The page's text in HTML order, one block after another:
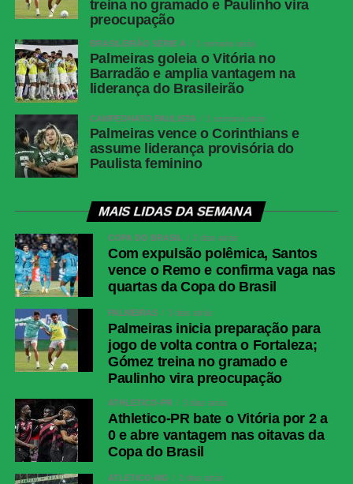
treina no gramado e Paulinho vira
preocupação
BRASILEIRÃO SÉRIE A 1 semana atrás
Palmeiras goleia o Vitória no
Barradão e amplia vantagem na
liderança do Brasileirão
CAMPEONATO PAULISTA 1 semana atrás
Palmeiras vence o Corinthians e
assume liderança provisória do
Paulista feminino
MAIS LIDAS DA SEMANA
COPA DO BRASIL 2 dias atrás
Com expulsão polêmica, Santos
vence o Remo e confirma vaga nas
quartas da Copa do Brasil
PALMEIRAS 3 dias atrás
Palmeiras inicia preparação para
jogo de volta contra o Fortaleza;
Gómez treina no gramado e
Paulinho vira preocupação
ATHLETICO-PR 3 dias atrás
Athletico-PR bate o Vitória por 2 a
0 e abre vantagem nas oitavas da
Copa do Brasil
ATLÉTICO-MG 2 dias atrás